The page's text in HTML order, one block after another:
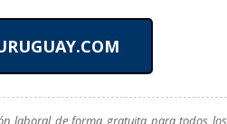
laboral de forma gratuita para todos los